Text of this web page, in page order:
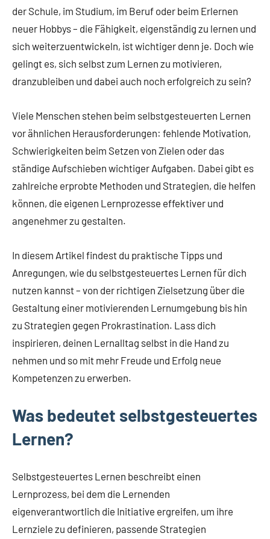
der Schule, im Studium, im Beruf oder beim Erlernen
neuer Hobbys – die Fähigkeit, eigenständig zu lernen und
sich weiterzuentwickeln, ist wichtiger denn je. Doch wie
gelingt es, sich selbst zum Lernen zu motivieren,
dranzubleiben und dabei auch noch erfolgreich zu sein?
Viele Menschen stehen beim selbstgesteuerten Lernen
vor ähnlichen Herausforderungen: fehlende Motivation,
Schwierigkeiten beim Setzen von Zielen oder das
ständige Aufschieben wichtiger Aufgaben. Dabei gibt es
zahlreiche erprobte Methoden und Strategien, die helfen
können, die eigenen Lernprozesse effektiver und
angenehmer zu gestalten.
In diesem Artikel findest du praktische Tipps und
Anregungen, wie du selbstgesteuertes Lernen für dich
nutzen kannst – von der richtigen Zielsetzung über die
Gestaltung einer motivierenden Lernumgebung bis hin
zu Strategien gegen Prokrastination. Lass dich
inspirieren, deinen Lernalltag selbst in die Hand zu
nehmen und so mit mehr Freude und Erfolg neue
Kompetenzen zu erwerben.
Was bedeutet selbstgesteuertes
Lernen?
Selbstgesteuertes Lernen beschreibt einen
Lernprozess, bei dem die Lernenden
eigenverantwortlich die Initiative ergreifen, um ihre
Lernziele zu definieren, passende Strategien